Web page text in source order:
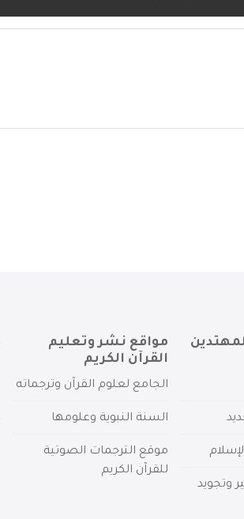
وتجويد
مواقع نشر وتعليم
القرآن الكريم
الجامع لعلوم القرآن وترجماته
السنة النبوية وعلومها
موقع الترجمات الصوتية
للقرآن الكريم